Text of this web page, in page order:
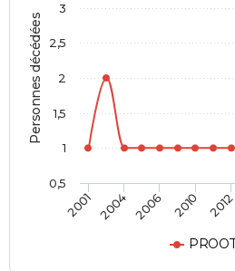
Personnes décédées
2001 2004 2006 2010 2012
0,5
1
1,5
2
2,5
3